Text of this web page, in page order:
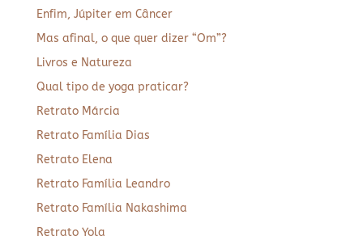
Enfim, Júpiter em Câncer
Mas afinal, o que quer dizer “Om”?
Livros e Natureza
Qual tipo de yoga praticar?
Retrato Márcia
Retrato Família Dias
Retrato Elena
Retrato Família Leandro
Retrato Família Nakashima
Retrato Yola